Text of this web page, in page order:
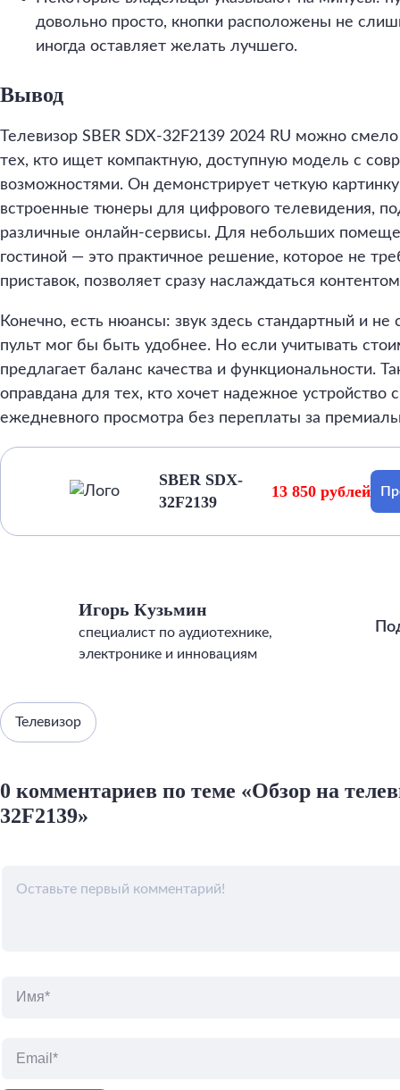
довольно просто, кнопки расположены не
иногда оставляет желать лучшего.
Вывод
Телевизор SBER SDX-32F2139 2024 RU можно
тех, кто ищет компактную, доступную модель с
возможностями. Он демонстрирует четкую
встроенные тюнеры для цифрового телевидения,
различные онлайн-сервисы. Для небольших
гостиной — это практичное решение, которое не
приставок, позволяет сразу наслаждаться
Конечно, есть нюансы: звук здесь стандартный и
пульт мог бы быть удобнее. Но если учитывать
предлагает баланс качества и функциональности.
оправдана для тех, кто хочет надежное устройство
ежедневного просмотра без переплаты за
SBER SDX-
32F2139
13 850 рублей
Игорь Кузьмин
специалист по аудиотехнике,
электронике и инновациям
Телевизор
0 комментариев по теме «Обзор на
32F2139»